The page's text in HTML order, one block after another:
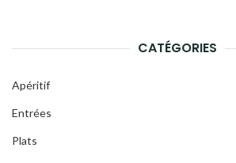
CATÉGORIES
Apéritif
Entrées
Plats